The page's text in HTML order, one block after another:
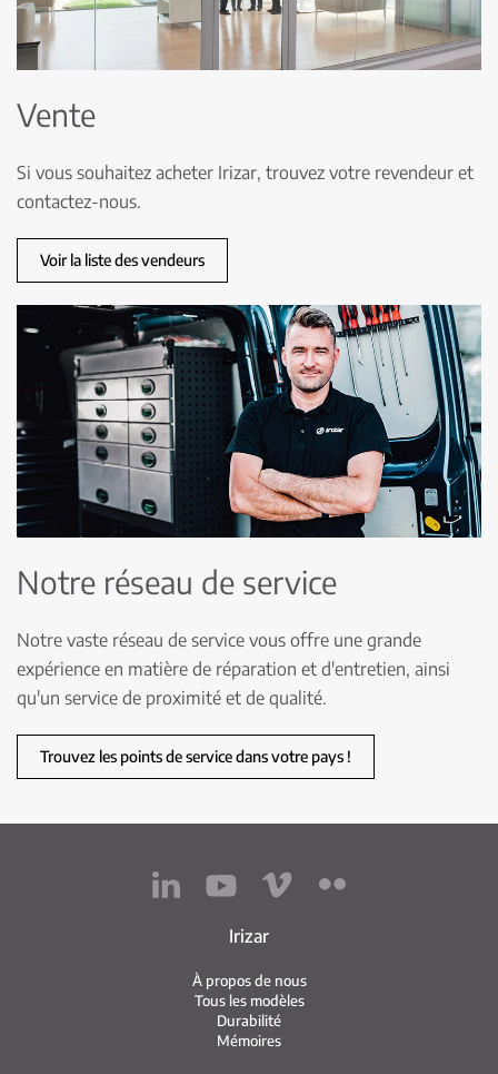
Vente
Si vous souhaitez acheter Irizar, trouvez votre revendeur et
contactez-nous.
Voir la liste des vendeurs
Notre réseau de service
Notre vaste réseau de service vous offre une grande
expérience en matière de réparation et d'entretien, ainsi
qu'un service de proximité et de qualité.
Trouvez les points de service dans votre pays !
Irizar
À propos de nous
Tous les modèles
Durabilité
Mémoires